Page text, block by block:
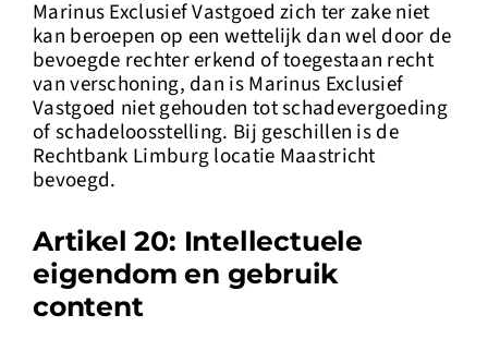
Marinus Exclusief Vastgoed zich ter zake niet
kan beroepen op een wettelijk dan wel door de
bevoegde rechter erkend of toegestaan recht
van verschoning, dan is Marinus Exclusief
Vastgoed niet gehouden tot schadevergoeding
of schadeloosstelling. Bij geschillen is de
Rechtbank Limburg locatie Maastricht
bevoegd.
Artikel 20: Intellectuele
eigendom en gebruik
content